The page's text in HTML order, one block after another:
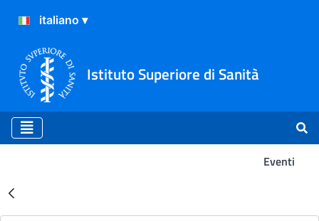
Istituto Superiore di Sanità
Eventi
Risultati della Ricerca -